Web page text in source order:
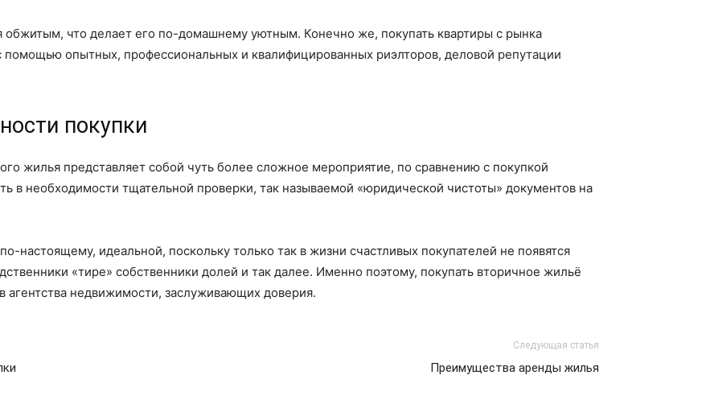
обжитым, что делает его по-домашнему уютным. Конечно же, покупать квартиры с рынка
опытных, профессиональных и квалифицированных риэлторов, деловой репутации
покупки
жилья представляет собой чуть более сложное мероприятие, по сравнению с покупкой
в необходимости тщательной проверки, так называемой «юридической чистоты» документов на
настоящему, идеальной, поскольку только так в жизни счастливых покупателей не появятся
«тире» собственники долей и так далее. Именно поэтому, покупать вторичное жильё
недвижимости, заслуживающих доверия.
Следующая статья
Преимущества аренды жилья